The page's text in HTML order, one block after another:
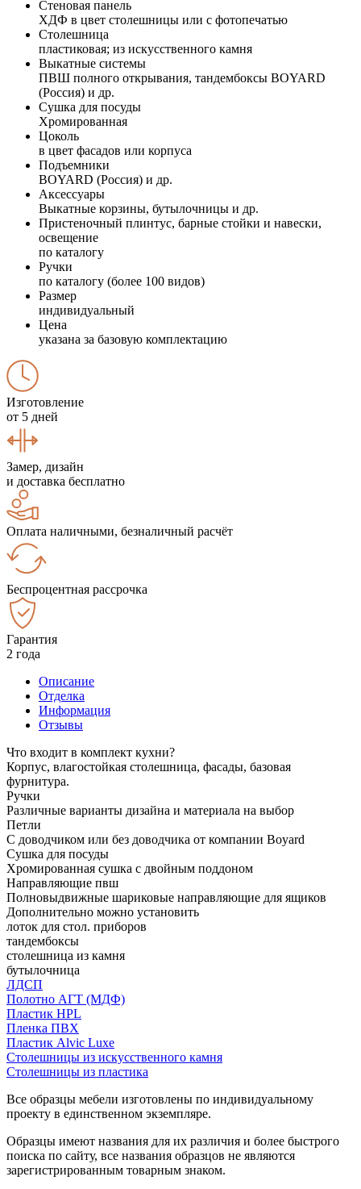
Стеновая панель
ХДФ в цвет столешницы или с фотопечатью
Столешница
пластиковая; из искусственного камня
Выкатные системы
ПВШ полного открывания, тандембоксы BOYARD
(Россия) и др.
Сушка для посуды
Хромированная
Цоколь
в цвет фасадов или корпуса
Подъемники
BOYARD (Россия) и др.
Аксессуары
Выкатные корзины, бутылочницы и др.
Пристеночный плинтус, барные стойки и навески,
освещение
по каталогу
Ручки
по каталогу (более 100 видов)
Размер
индивидуальный
Цена
указана за базовую комплектацию
Изготовление
от 5 дней
Замер, дизайн
и доставка бесплатно
Оплата наличными, безналичный расчёт
Беспроцентная рассрочка
Гарантия
2 года
Описание
Отделка
Информация
Отзывы
Что входит в комплект кухни?
Корпус, влагостойкая столешница, фасады, базовая
фурнитура.
Ручки
Различные варианты дизайна и материала на выбор
Петли
С доводчиком или без доводчика от компании Boyard
Сушка для посуды
Хромированная сушка с двойным поддоном
Направляющие пвш
Полновыдвижные шариковые направляющие для ящиков
Дополнительно можно установить
лоток для стол. приборов
тандембоксы
столешница из камня
бутылочница
ЛДСП
Полотно АГТ (МДФ)
Пластик HPL
Пленка ПВХ
Пластик Alvic Luxe
Столешницы из искусственного камня
Столешницы из пластика
Все образцы мебели изготовлены по индивидуальному
проекту в единственном экземпляре.
Образцы имеют названия для их различия и более быстрого
поиска по сайту, все названия образцов не являются
зарегистрированным товарным знаком.